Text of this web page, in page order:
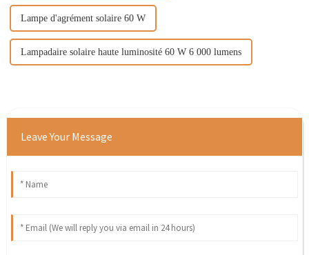
Lampe d'agrément solaire 60 W
Lampadaire solaire haute luminosité 60 W 6 000 lumens
Leave Your Message